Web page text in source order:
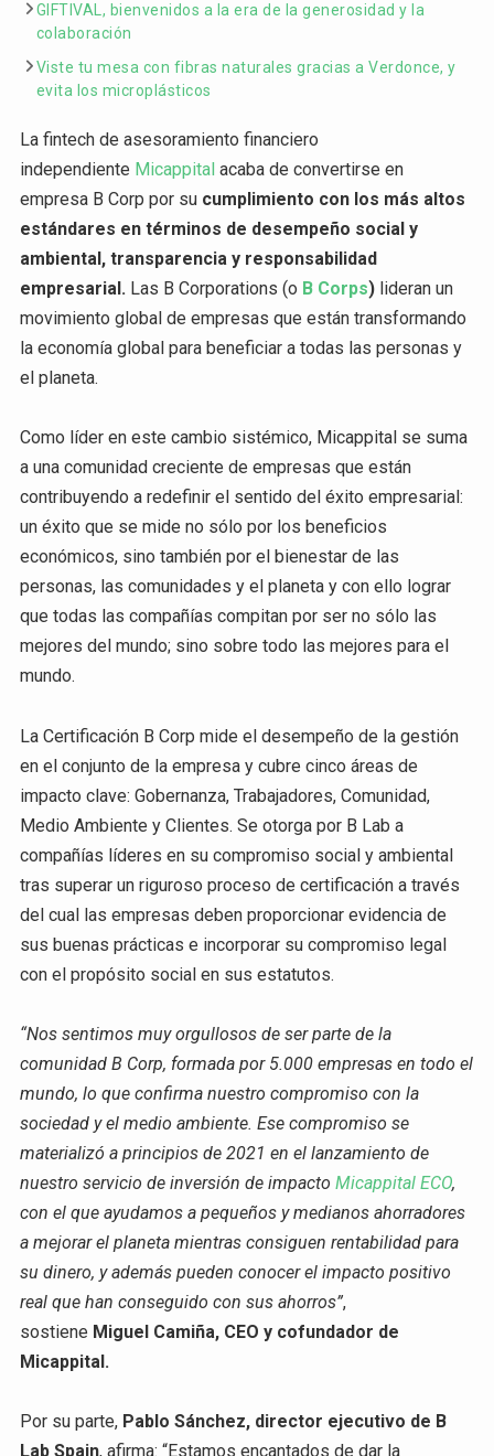
GIFTIVAL, bienvenidos a la era de la generosidad y la
colaboración
Viste tu mesa con fibras naturales gracias a Verdonce, y
evita los microplásticos
La fintech de asesoramiento financiero
independiente Micappital acaba de convertirse en
empresa B Corp por su cumplimiento con los más altos
estándares en términos de desempeño social y
ambiental, transparencia y responsabilidad
empresarial.Las B Corporations (o B Corps)lideran un
movimiento global de empresas que están transformando
la economía global para beneficiar a todas las personas y
el planeta.
Como líder en este cambio sistémico, Micappital se suma
a una comunidad creciente de empresas que están
contribuyendo a redefinir el sentido del éxito empresarial:
un éxito que se mide no sólo por los beneficios
económicos, sino también por el bienestar de las
personas, las comunidades y el planeta y con ello lograr
que todas las compañías compitan por ser no sólo las
mejores del mundo; sino sobre todo las mejores para el
mundo.
La Certificación B Corp mide el desempeño de la gestión
en el conjunto de la empresa y cubre cinco áreas de
impacto clave: Gobernanza, Trabajadores, Comunidad,
Medio Ambiente y Clientes. Se otorga por B Lab a
compañías líderes en su compromiso social y ambiental
tras superar un riguroso proceso de certificación a través
del cual las empresas deben proporcionar evidencia de
sus buenas prácticas e incorporar su compromiso legal
con el propósito social en sus estatutos.
“Nos sentimos muy orgullosos de ser parte de la
comunidad B Corp, formada por 5.000 empresas en todo el
mundo, lo que confirma nuestro compromiso con la
sociedad y el medio ambiente. Ese compromiso se
materializó a principios de 2021 en el lanzamiento de
nuestro servicio de inversión de impacto Micappital ECO,
con el que ayudamos a pequeños y medianos ahorradores
a mejorar el planeta mientras consiguen rentabilidad para
su dinero, y además pueden conocer el impacto positivo
real que han conseguido con sus ahorros”,
sostiene Miguel Camiña, CEO y cofundador de
Micappital.
Por su parte, Pablo Sánchez, director ejecutivo de B
Lab Spain, afirma: “Estamos encantados de dar la